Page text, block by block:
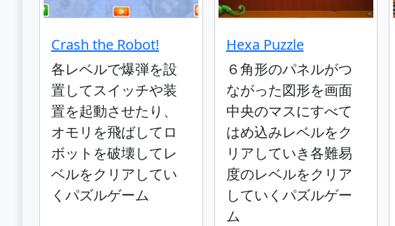
Crash the Robot!
各レベルで爆弾を設
置してスイッチや装
置を起動させたり、
オモリを飛ばしてロ
ボットを破壊してレ
ベルをクリアしてい
くパズルゲーム
Hexa Puzzle
６角形のパネルがつ
ながった図形を画面
中央のマスにすべて
はめ込みレベルをク
リアしていき各難易
度のレベルをクリア
していくパズルゲー
ム